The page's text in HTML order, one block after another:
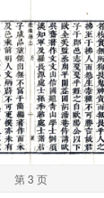
第 3 页